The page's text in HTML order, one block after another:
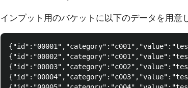
インプット用のバケットに以下のデータを用意